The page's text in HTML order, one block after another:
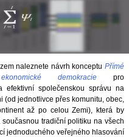
naleznete návrh konceptu Přímé
demokracie pro
efektivní společenskou správu na
(od jednotlivce přes komunitu, obec,
až po celou Zemi), která by
tradiční politiku na všech
jednoduchého veřejného hlasování